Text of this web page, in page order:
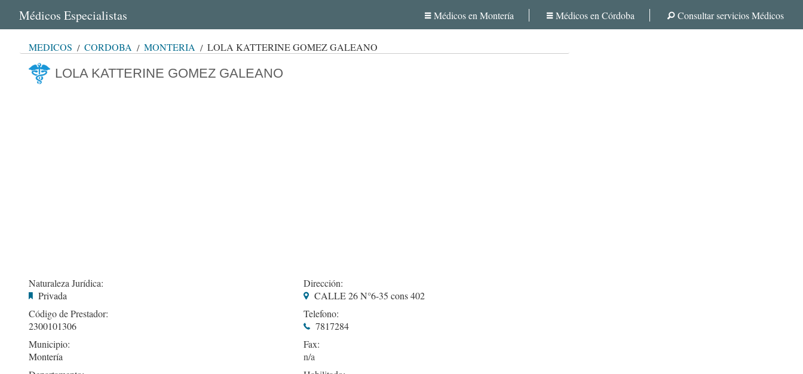
Médicos Especialistas Médicos en Montería Médicos en Córdoba Consultar servicios Médicos
MÉDICOS CÓRDOBA MONTERÍA LOLA KATTERINE GOMEZ GALEANO
LOLA KATTERINE GOMEZ GALEANO
Naturaleza Jurídica:
Privada
Código de Prestador:
2300101306
Municipio:
Montería
Dirección:
CALLE 26 N°6-35 cons 402
Telefono:
7817284
Fax: